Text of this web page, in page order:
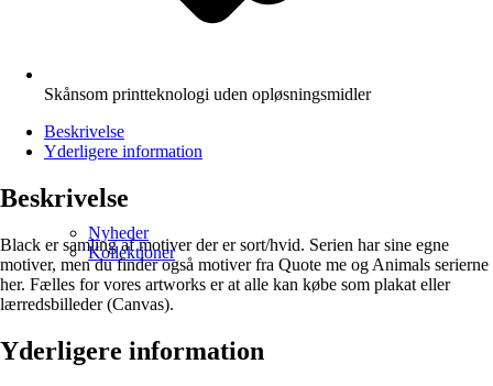
Nyheder
Kollektioner
Skånsom printteknologi uden opløsningsmidler
Beskrivelse
Yderligere information
Beskrivelse
Black er samling af motiver der er sort/hvid. Serien har sine egne
motiver, men du finder også motiver fra Quote me og Animals serierne
her. Fælles for vores artworks er at alle kan købe som plakat eller
lærredsbilleder (Canvas).
Yderligere information